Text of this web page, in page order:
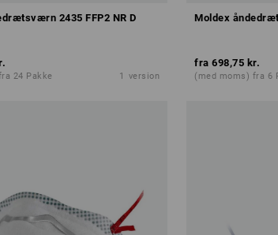
2435 FFP2 NR D
24 Pakke 1 version
Moldex
fra 698,75 kr.
(med moms) fra 6